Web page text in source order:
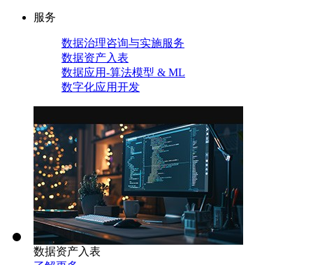
服务
数据治理咨询与实施服务
数据资产入表
数据应用-算法模型 & ML
数字化应用开发
数据资产入表